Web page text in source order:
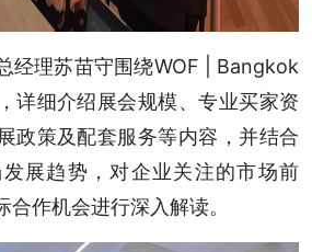
经理苏苗守围绕WOF | Bangkok
详细介绍展会规模、专业买家资
政策及配套服务等内容，并结合
展趋势，对企业关注的市场前
作机会进行深入解读。